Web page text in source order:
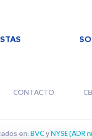
CONTACTO
en: BVCy NYSE (ADR